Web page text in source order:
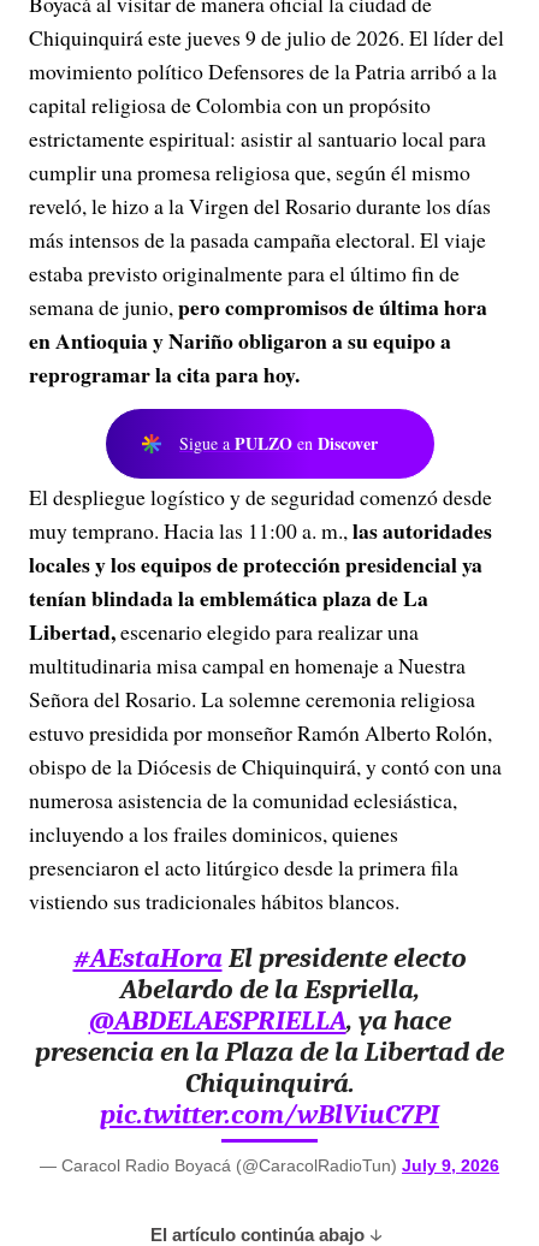
Chiquinquirá este jueves 9 de julio de 2026. El líder del
movimiento político Defensores de la Patria arribó a la
capital religiosa de Colombia con un propósito
estrictamente espiritual: asistir al santuario local para
cumplir una promesa religiosa que, según él mismo
reveló, le hizo a la Virgen del Rosario durante los días
más intensos de la pasada campaña electoral. El viaje
estaba previsto originalmente para el último fin de
semana de junio,pero compromisos de última hora
en Antioquia y Nariño obligaron a su equipo a
reprogramar la cita para hoy.
Sigue a PULZO en Discover
El despliegue logístico y de seguridad comenzó desde
muy temprano. Hacia las 11:00 a. m.,las autoridades
locales y los equipos de protección presidencial ya
tenían blindada la emblemática plaza de La
Libertad,escenario elegido para realizar una
multitudinaria misa campal en homenaje a Nuestra
Señora del Rosario. La solemne ceremonia religiosa
estuvo presidida por monseñor Ramón Alberto Rolón,
obispo de la Diócesis de Chiquinquirá, y contó con una
numerosa asistencia de la comunidad eclesiástica,
incluyendo a los frailes dominicos, quienes
presenciaron el acto litúrgico desde la primera fila
vistiendo sus tradicionales hábitos blancos.
#AEstaHoraEl presidente electo
Abelardo de la Espriella,
@ABDELAESPRIELLA, ya hace
presencia en la Plaza de la Libertad de
Chiquinquirá.
pic.twitter.com/wBlViuC7PI
— Caracol Radio Boyacá (@CaracolRadioTun) July 9, 2026
El artículo continúa abajo